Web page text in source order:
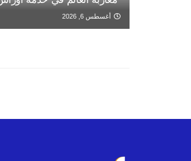
أغسطس 6, 2026